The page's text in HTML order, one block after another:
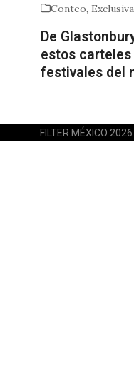
Conteo,Exclusiva
De
estos
festivales del
FILTER MÉXICO